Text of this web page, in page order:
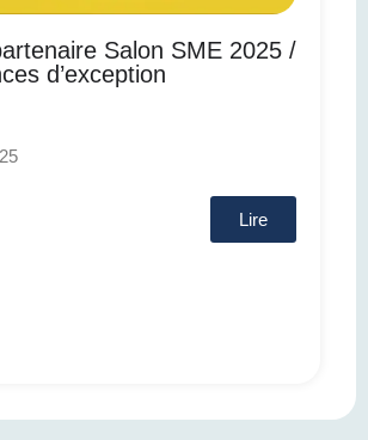
Salon SME 2025 /
d’exception
Lire